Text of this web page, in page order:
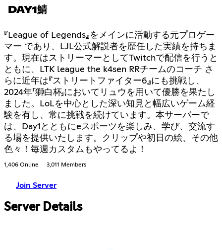
DAY1鯖
『League of Legends』をメインに活動する元プロゲー
マー であり、LJL公式解説者を歴任した実績を持ちま
す。現在はストリーマーとしてTwitchで配信を行うと
ともに、LTK league the k4sen RRチームのコーチ さ
らに近年は『ストリートファイター6』にも挑戦し、
2024年「獅白杯」においてリュウを用いて優勝を果たし
ました。LoLを中心とした深い知見と幅広いゲーム経
験を有し、常に挑戦を続けています。本サーバーで
は、Day1とともにeスポーツを楽しみ、学び、交流す
る場を提供いたします。クリップや初日の絵、その他
色々！毎週カスタムもやってるよ！
1,406 Online 3,011 Members
Join Server
Server Details